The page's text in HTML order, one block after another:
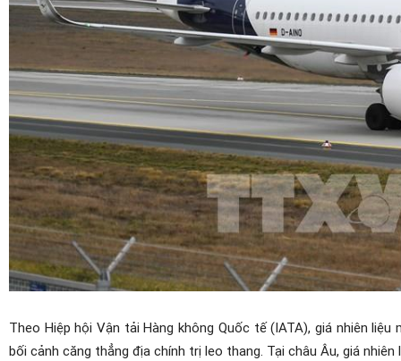
Theo Hiệp hội Vận tải Hàng không Quốc tế (IATA), giá nhiên
bối cảnh căng thẳng địa chính trị leo thang. Tại châu Âu, giá